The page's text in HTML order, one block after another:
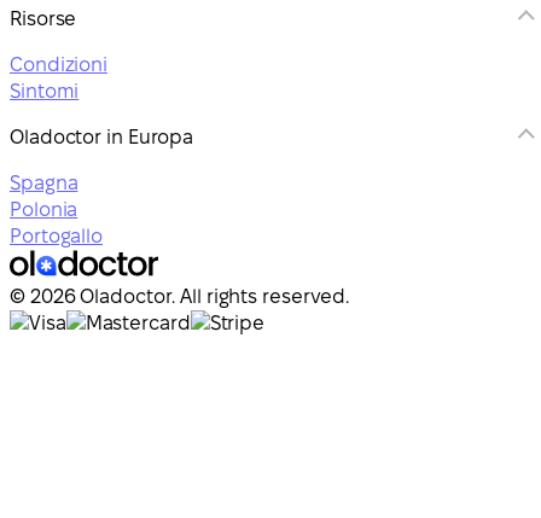
Risorse
Condizioni
Sintomi
Oladoctor in Europa
Spagna
Polonia
Portogallo
© 2026 Oladoctor. All rights reserved.